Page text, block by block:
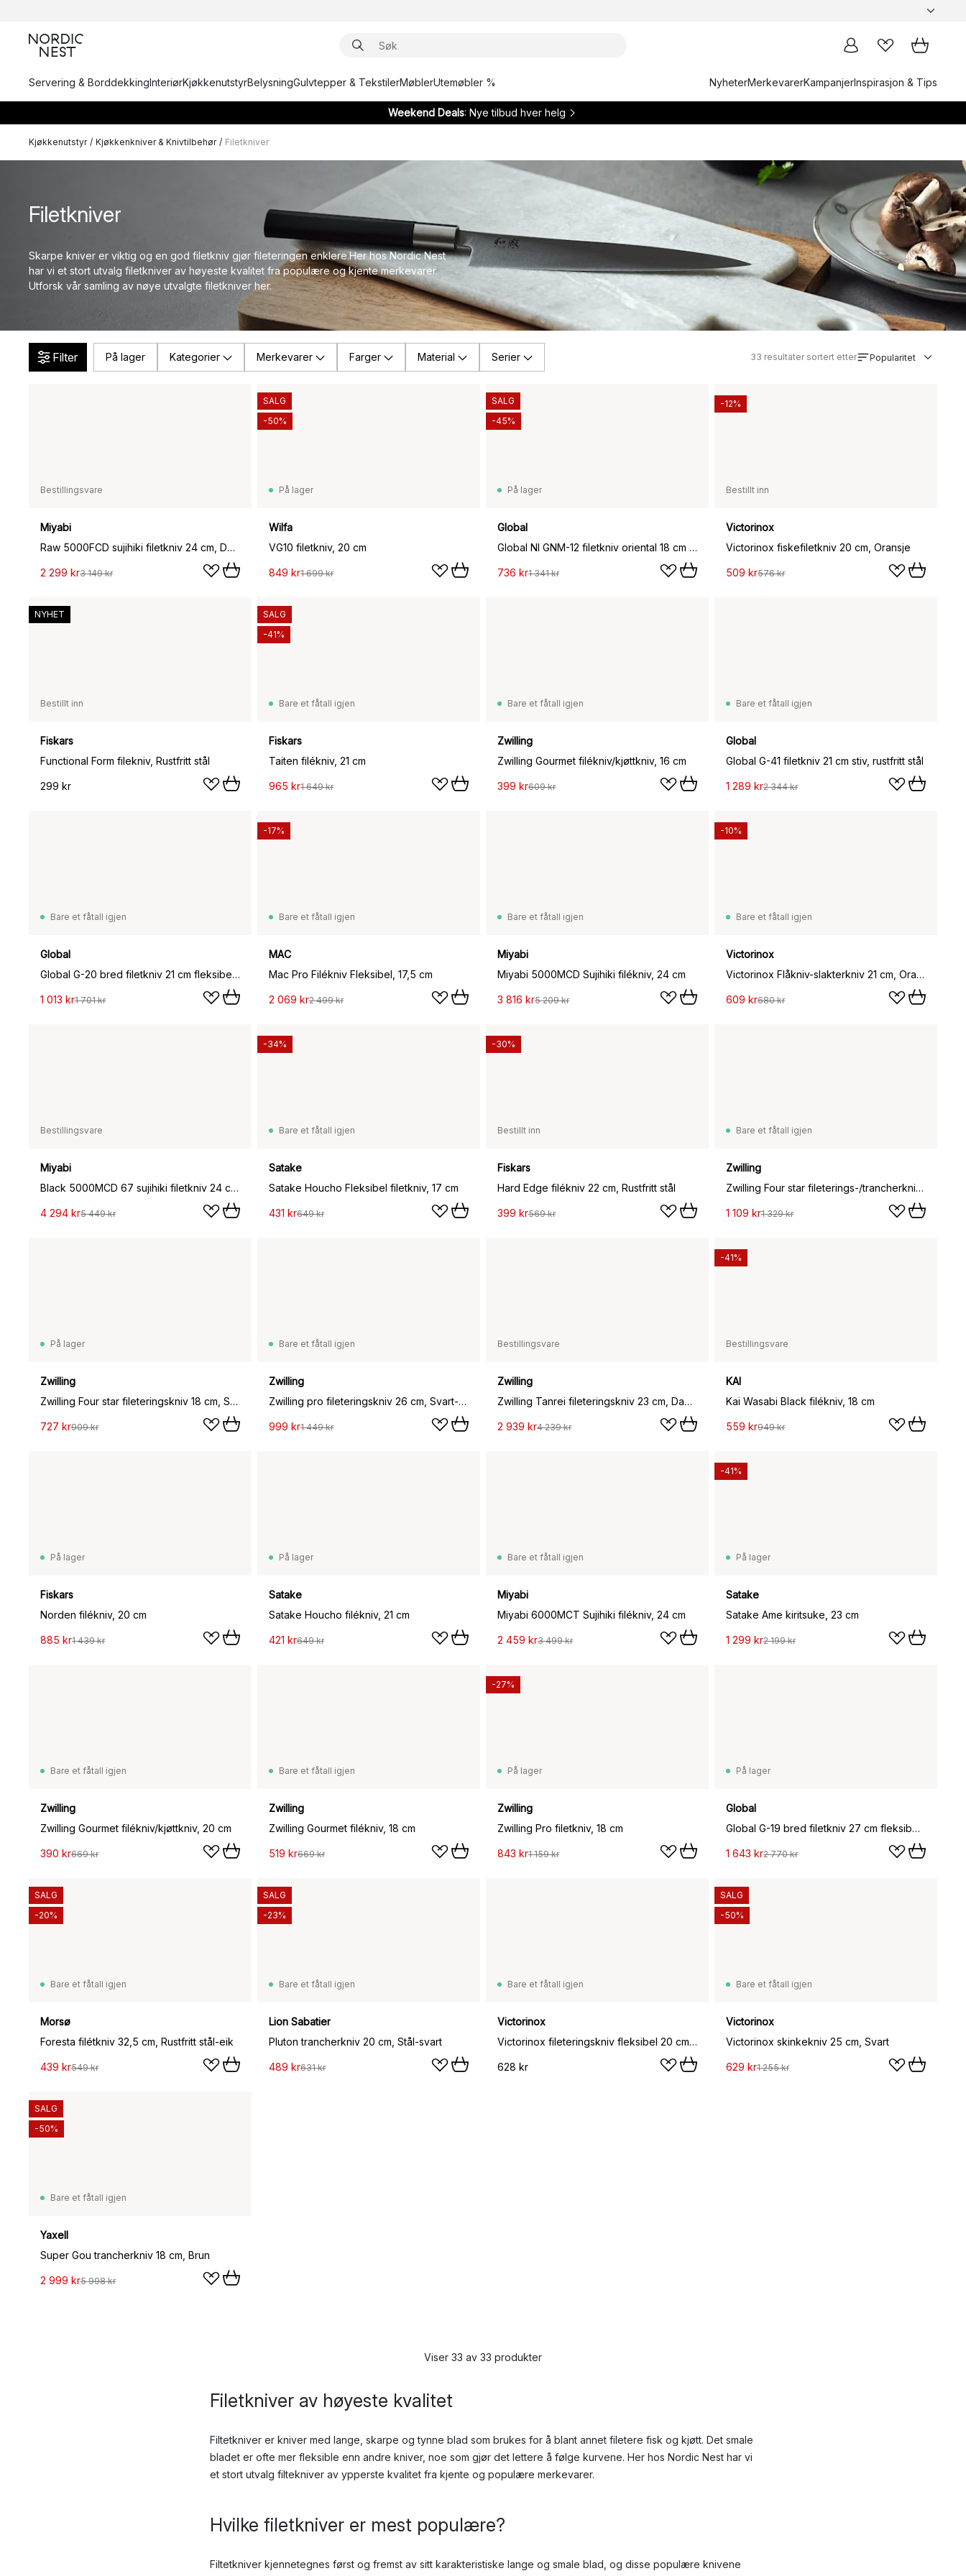
Servering & BorddekkingInteriørKjøkkenutstyrBelysningGulvtepper & TekstilerMøblerUtemøbler % NyheterMerkevarerKampanjerInspirasjon & Tips
Weekend Deals: Nye tilbud hver helg
Kjøkkenutstyr / Kjøkkenkniver & Knivtilbehør / Filetkniver
Filetkniver
Skarpe kniver er viktig og en god filetkniv gjør fileteringen enklere.Her hos Nordic Nest
har vi et stort utvalg filetkniver av høyeste kvalitet fra populære og kjente merkevarer.
Utforsk vår samling av nøye utvalgte filetkniver her.
Filter På lager Kategorier Merkevarer Farger Material Serier 33 resultater sortert etter Popularitet
Bestillingsvare
Miyabi
Raw 5000FCD sujihiki filetkniv 24 cm, Damaskus-svart
2 299 kr3 149 kr
På lager
Wilfa
VG10 filetkniv, 20 cm
849 kr1 699 kr
SALG
-50%
På lager
Global
Global NI GNM-12 filetkniv oriental 18 cm fleksibel, rustfritt stål
736 kr1 341 kr
SALG
-45%
Bestillt inn
Victorinox
Victorinox fiskefiletkniv 20 cm, Oransje
509 kr576 kr
-12%
Bestillt inn
Fiskars
Functional Form filekniv, Rustfritt stål
299 kr
NYHET
Bare et fåtall igjen
Fiskars
Taiten filékniv, 21 cm
965 kr1 649 kr
SALG
-41%
Bare et fåtall igjen
Zwilling
Zwilling Gourmet filékniv/kjøttkniv, 16 cm
399 kr609 kr
Bare et fåtall igjen
Global
Global G-41 filetkniv 21 cm stiv, rustfritt stål
1 289 kr2 344 kr
Bare et fåtall igjen
Global
Global G-20 bred filetkniv 21 cm fleksibel, rustfritt stål
1 013 kr1 701 kr
Bare et fåtall igjen
MAC
Mac Pro Filékniv Fleksibel, 17,5 cm
2 069 kr2 499 kr
-17%
Bare et fåtall igjen
Miyabi
Miyabi 5000MCD Sujihiki filékniv, 24 cm
3 816 kr5 209 kr
Bare et fåtall igjen
Victorinox
Victorinox Flåkniv-slakterkniv 21 cm, Oransje
609 kr680 kr
-10%
Bestillingsvare
Miyabi
Black 5000MCD 67 sujihiki filetkniv 24 cm, Damaskus-brun
4 294 kr5 449 kr
Bare et fåtall igjen
Satake
Satake Houcho Fleksibel filetkniv, 17 cm
431 kr649 kr
-34%
Bestillt inn
Fiskars
Hard Edge filékniv 22 cm, Rustfritt stål
399 kr569 kr
-30%
Bare et fåtall igjen
Zwilling
Zwilling Four star fileterings-/trancherkniv 26 cm, Svart-rustfritt stål
1 109 kr1 329 kr
På lager
Zwilling
Zwilling Four star fileteringskniv 18 cm, Svart-rustfritt stål
727 kr909 kr
Bare et fåtall igjen
Zwilling
Zwilling pro fileteringskniv 26 cm, Svart-rustfritt stål
999 kr1 449 kr
Bestillingsvare
Zwilling
Zwilling Tanrei fileteringskniv 23 cm, Damaskus-svart
2 939 kr4 239 kr
Bestillingsvare
KAI
Kai Wasabi Black filékniv, 18 cm
559 kr949 kr
-41%
På lager
Fiskars
Norden filékniv, 20 cm
885 kr1 439 kr
På lager
Satake
Satake Houcho filékniv, 21 cm
421 kr649 kr
Bare et fåtall igjen
Miyabi
Miyabi 6000MCT Sujihiki filékniv, 24 cm
2 459 kr3 499 kr
På lager
Satake
Satake Ame kiritsuke, 23 cm
1 299 kr2 199 kr
-41%
Bare et fåtall igjen
Zwilling
Zwilling Gourmet filékniv/kjøttkniv, 20 cm
390 kr669 kr
Bare et fåtall igjen
Zwilling
Zwilling Gourmet filékniv, 18 cm
519 kr669 kr
På lager
Zwilling
Zwilling Pro filetkniv, 18 cm
843 kr1 159 kr
-27%
På lager
Global
Global G-19 bred filetkniv 27 cm fleksibel, rustfritt stål
1 643 kr2 770 kr
Bare et fåtall igjen
Morsø
Foresta filétkniv 32,5 cm, Rustfritt stål-eik
439 kr549 kr
SALG
-20%
Bare et fåtall igjen
Lion Sabatier
Pluton trancherkniv 20 cm, Stål-svart
489 kr631 kr
SALG
-23%
Bare et fåtall igjen
Victorinox
Victorinox fileteringskniv fleksibel 20 cm, Svart
628 kr
Bare et fåtall igjen
Victorinox
Victorinox skinkekniv 25 cm, Svart
629 kr1 255 kr
SALG
-50%
Bare et fåtall igjen
Yaxell
Super Gou trancherkniv 18 cm, Brun
2 999 kr5 998 kr
SALG
-50%
Viser 33 av 33 produkter
Filetkniver av høyeste kvalitet
Filtetkniver er kniver med lange, skarpe og tynne blad som brukes for å blant annet filetere fisk og kjøtt. Det smale
bladet er ofte mer fleksible enn andre kniver, noe som gjør det lettere å følge kurvene. Her hos Nordic Nest har vi
et stort utvalg filtekniver av ypperste kvalitet fra kjente og populære merkevarer.
Hvilke filetkniver er mest populære?
Filtetkniver kjennetegnes først og fremst av sitt karakteristiske lange og smale blad, og disse populære knivene